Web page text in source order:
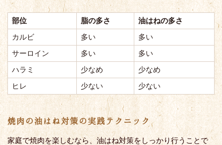
部位 脂の多さ
油はねの多さ
カルビ
多い
多い
サーロイン
多い
多い
ハラミ
少なめ
少なめ
ヒレ
少ない 少ない
焼肉の油はね対策の実践テクニック
家庭で焼肉を楽しむなら、油はね対策をしっかり行うことで